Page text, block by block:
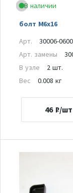
В наличии
болт M6x16
Арт.
30006-
Арт. замены
В узле
2 шт.
Вес
0.008 кг
46 ₽/шт